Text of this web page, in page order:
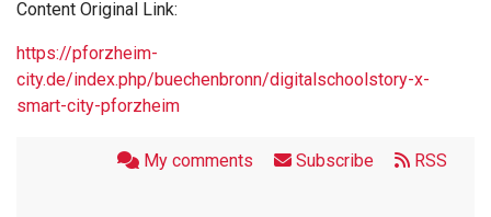
Content Original Link:
https://pforzheim-
city.de/index.php/buechenbronn/digitalschoolstory-x-
smart-city-pforzheim
My comments Subscribe RSS